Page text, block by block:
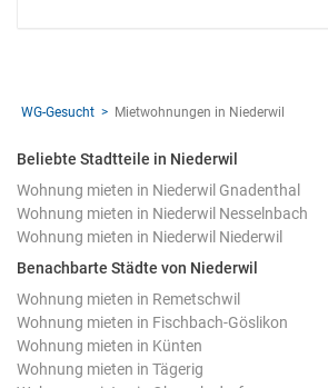
WG-Gesucht Mietwohnungen in Niederwil
Beliebte Stadtteile in Niederwil
Wohnung mieten in Niederwil Gnadenthal
Wohnung mieten in Niederwil Nesselnbach
Wohnung mieten in Niederwil Niederwil
Benachbarte Städte von Niederwil
Wohnung mieten in Remetschwil
Wohnung mieten in Fischbach-Göslikon
Wohnung mieten in Künten
Wohnung mieten in Tägerig